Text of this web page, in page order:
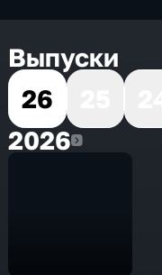
Выпуски
26
20262026